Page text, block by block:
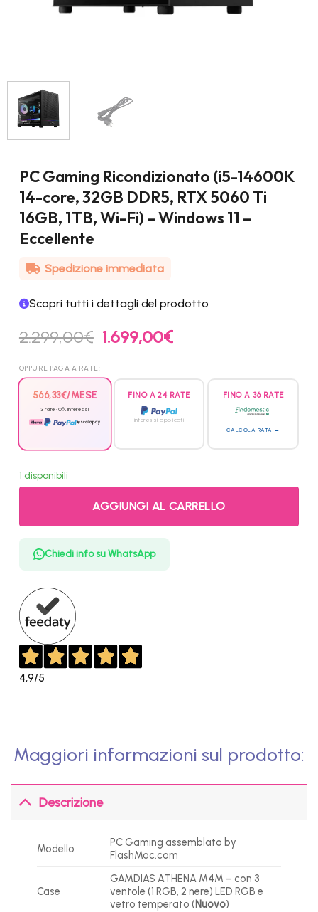
PC Gaming Ricondizionato (i5-14600K
14-core, 32GB DDR5, RTX 5060 Ti
16GB, 1TB, Wi-Fi) – Windows 11 –
Eccellente
Spedizione immediata
Scopri tutti i dettagli del prodotto
2.299,00€ Il
prezzo
era:
2.299,00€.
1.699,00€Il
1.699,00€.
OPPURE PAGA A RATE:
566,33€/MESE
3 rate · 0% interessi
FINO A 24 RATE
interessi applicati
FINO A 36 RATE
CALCOLA RATA →
1 disponibili
AGGIUNGI AL CARRELLO
Chiedi info su WhatsApp
4,9/5
Maggiori informazioni sul prodotto:
Descrizione
Modello
PC Gaming assemblato by
FlashMac.com
Case
GAMDIAS ATHENA M4M – con 3
ventole (1 RGB, 2 nere) LED RGB e
vetro temperato (Nuovo)